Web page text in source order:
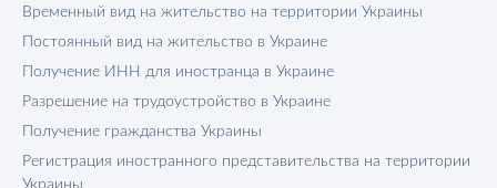
Временный вид на жительство на территории Украины
Постоянный вид на жительство в Украине
Получение ИНН для иностранца в Украине
Разрешение на трудоустройство в Украине
Получение гражданства Украины
Регистрация иностранного представительства на территории
Украины